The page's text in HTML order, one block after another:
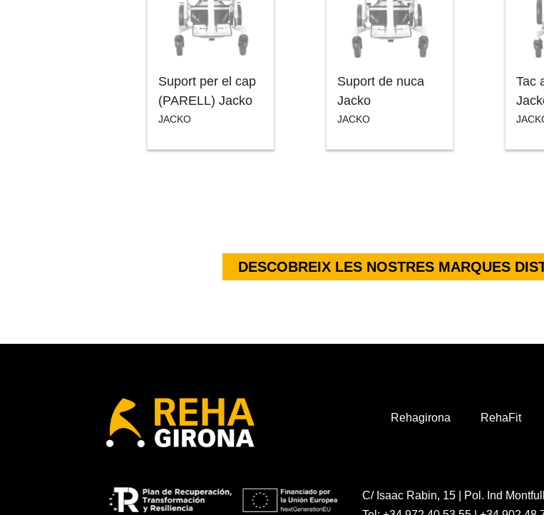
Suport per el cap
(PARELL) Jacko
JACKO
Suport de nuca
Jacko
JACKO
Tac
DESCOBREIX LES NOSTRES MARQUES
Rehagirona RehaFit
C/ Isaac Rabin, 15 | Pol. Ind